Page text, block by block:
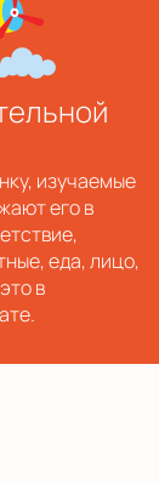
изучаемые
его в
еда, лицо,
в